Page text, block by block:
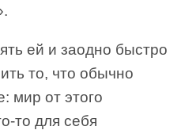
ей и заодно быстро
то, что обычно
мир от этого
то для себя